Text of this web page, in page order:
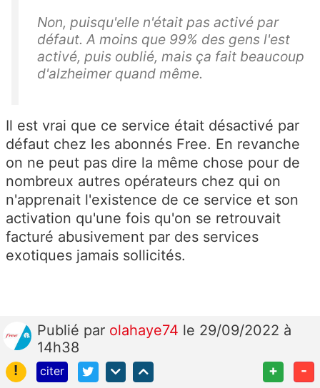
Non, puisqu'elle n'était pas activé par
défaut. A moins que 99% des gens l'est
activé, puis oublié, mais ça fait beaucoup
d'alzheimer quand même.
Il est vrai que ce service était désactivé par
défaut chez les abonnés Free. En revanche
on ne peut pas dire la même chose pour de
nombreux autres opérateurs chez qui on
n'apprenait l'existence de ce service et son
activation qu'une fois qu'on se retrouvait
facturé abusivement par des services
exotiques jamais sollicités.
Publié par olahaye74 le 29/09/2022 à
14h38
!
citer + -